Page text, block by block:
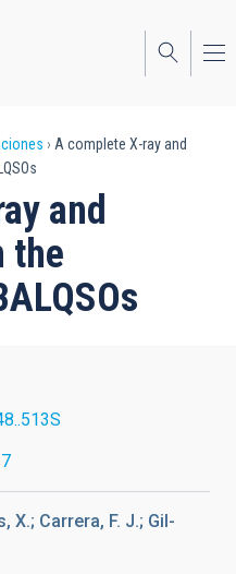
A complete X-ray and
and
the
X.; Carrera, F. J.; Gil-